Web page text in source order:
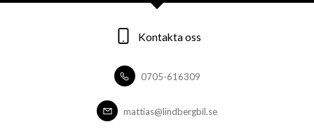
Kontakta oss
0705-616309
mattias@lindbergbil.se